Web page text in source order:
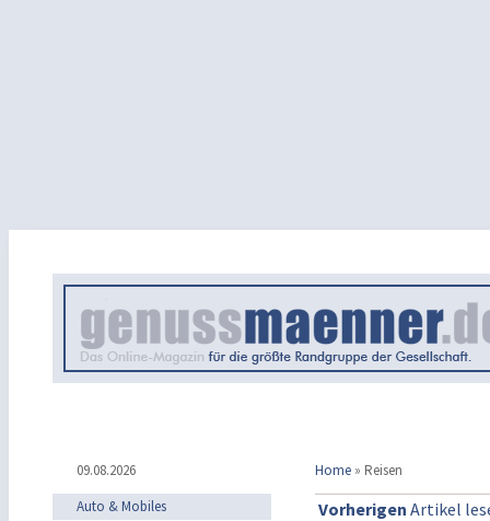
09.08.2026 Home » Reisen
Auto & Mobiles
Vorherigen Artikel